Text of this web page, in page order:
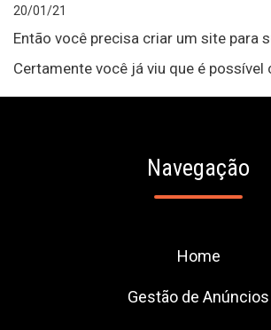
20/01/21
Então você precisa criar um site para
Certamente você já viu que é possível
Navegação
Home
Gestão de Anúncios